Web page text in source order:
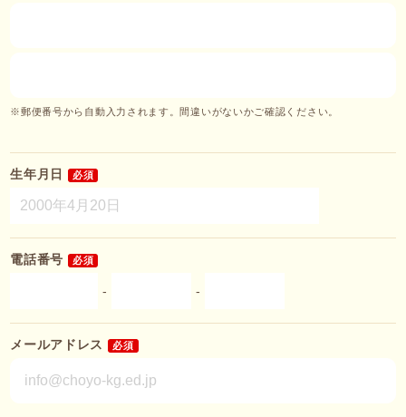
※郵便番号から自動入力されます。間違いがないかご確認ください。
生年月日 必須
電話番号 必須
- -
メールアドレス 必須